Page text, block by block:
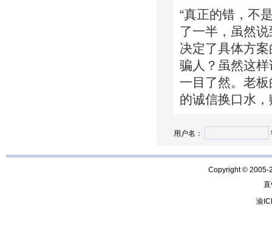
“真正的错，不
了一半，虽然
决定了具体方
骗人？虽然这
一目了然。老
的诚信换口水
用户名：
Copyright © 2005-
渝